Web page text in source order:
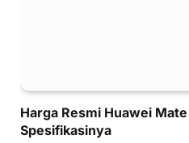
Harga Resmi Huawei
Spesifikasinya